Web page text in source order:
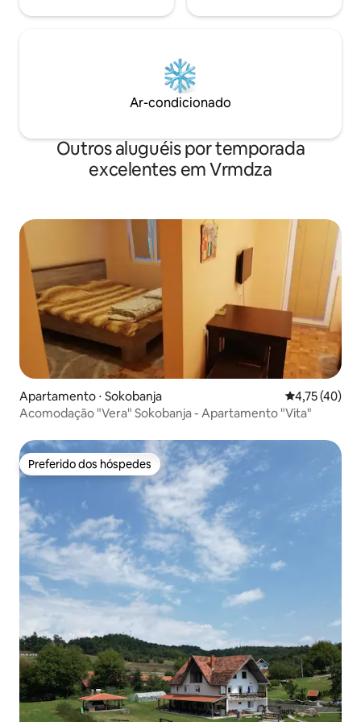
Ar-condicionado
Outros aluguéis por temporada
excelentes em Vrmdza
Apartamento ⋅ Sokobanja 4,75 de uma
4,75 (40)
Acomodação "Vera" Sokobanja - Apartamento "Vita"
Preferido dos hóspedes
Preferido dos hóspedes